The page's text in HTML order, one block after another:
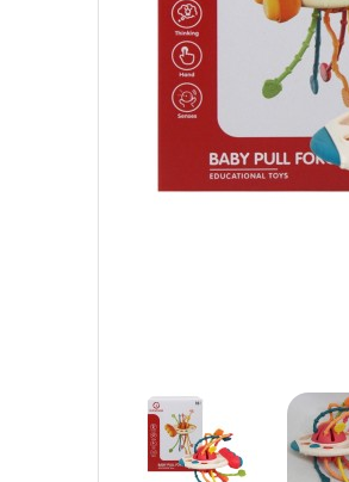
Детская косметика
Товары для праздника
Новогодние украшения
Детская мебель
Канцелярские товары
Детская книга
Товары для маленьких детей
Уход и гигиена ребенка